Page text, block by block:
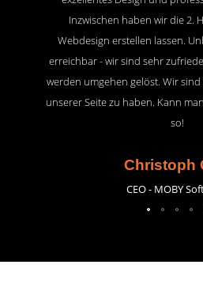
Inzwischen haben wir die 2.
Webdesign erstellen lassen.
erreichbar - wir sind sehr
werden umgehen gelöst. Wir
unserer Seite zu haben. Kann
so!
Christoph
CEO - MOBY